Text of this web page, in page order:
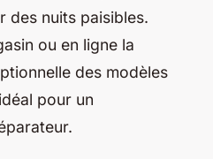
des nuits paisibles.
ou en ligne la
des modèles
pour un